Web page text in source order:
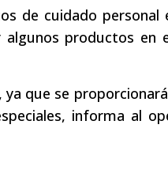
de cuidado personal
productos en
que se
informa al